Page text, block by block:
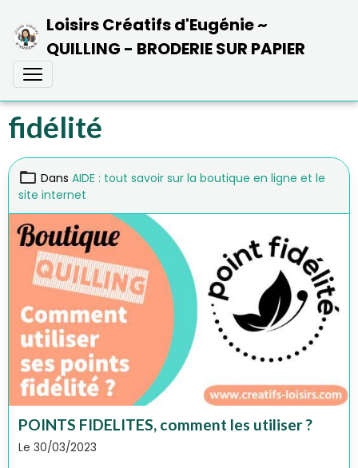
Loisirs Créatifs d'Eugénie ~
QUILLING - BRODERIE SUR PAPIER
fidélité
Dans AIDE : tout savoir sur la boutique en ligne et le
site internet
POINTS FIDELITES, comment les utiliser ?
Le 30/03/2023